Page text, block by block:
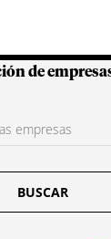
de
BUSCAR